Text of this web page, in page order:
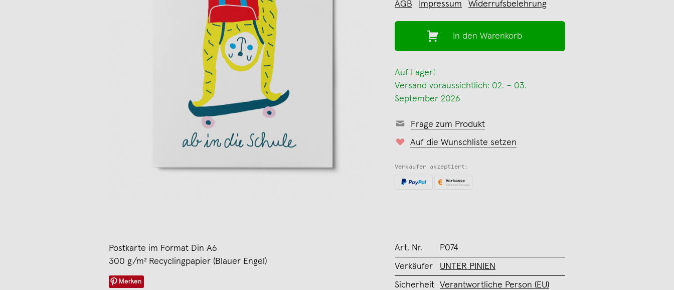
AGB
Impressum Widerrufsbelehrung
In den Warenkorb
Auf Lager!
Versand voraussichtlich: 02. – 03.
September 2026
Frage zum Produkt
Auf die Wunschliste setzen
Verkäufer akzeptiert:
Postkarte im Format Din A6
300 g/m² Recyclingpapier (Blauer Engel)
Merken
Art. Nr. P074
Verkäufer UNTER PINIEN
Sicherheit Verantwortliche Person (EU)